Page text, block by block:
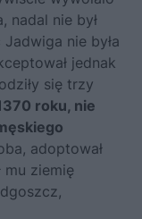
nadal nie był
nie była
jednak
się trzy
roku, nie
adoptował
mu ziemię